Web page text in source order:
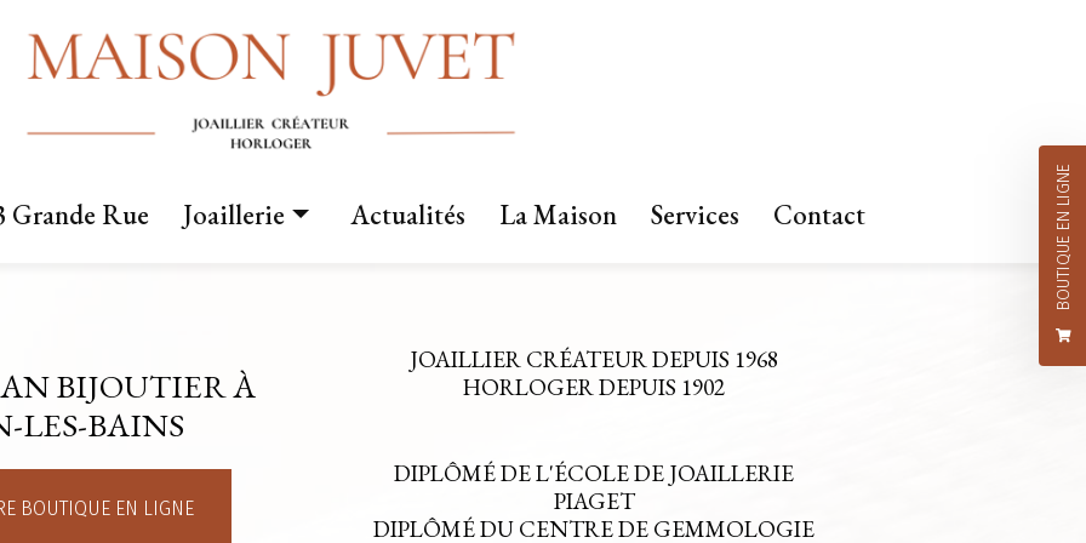
BOUTIQUE EN LIGNE
Grande Rue Joaillerie
Mariage
Actualités La Maison Services Contact
BIJOUTIER À
LES-BAINS
BOUTIQUE EN LIGNE
JOAILLIER CRÉATEUR DEPUIS 1968
HORLOGER DEPUIS 1902
DIPLÔMÉ DE L'ÉCOLE DE JOAILLERIE
PIAGET
DIPLÔMÉ DU CENTRE DE GEMMOLOGIE